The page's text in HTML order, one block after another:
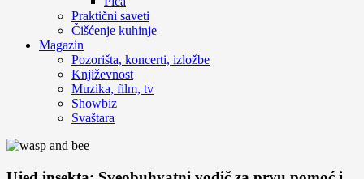
Praktični saveti
Čišćenje kuhinje
Magazin
Pozorišta, koncerti, izložbe
Književnost
Muzika, film, tv
Showbiz
Svaštara